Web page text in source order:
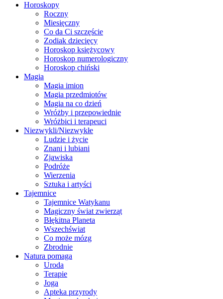
Horoskopy
Roczny
Miesięczny
Co da Ci szczęście
Zodiak dziecięcy
Horoskop księżycowy
Horoskop numerologiczny
Horoskop chiński
Magia
Magia imion
Magia przedmiotów
Magia na co dzień
Wróżby i przepowiednie
Wróżbici i terapeuci
Niezwykli/Niezwykłe
Ludzie i życie
Znani i lubiani
Zjawiska
Podróże
Wierzenia
Sztuka i artyści
Tajemnice
Tajemnice Watykanu
Magiczny świat zwierząt
Błękitna Planeta
Wszechświat
Co może mózg
Zbrodnie
Natura pomaga
Uroda
Terapie
Joga
Apteka przyrody